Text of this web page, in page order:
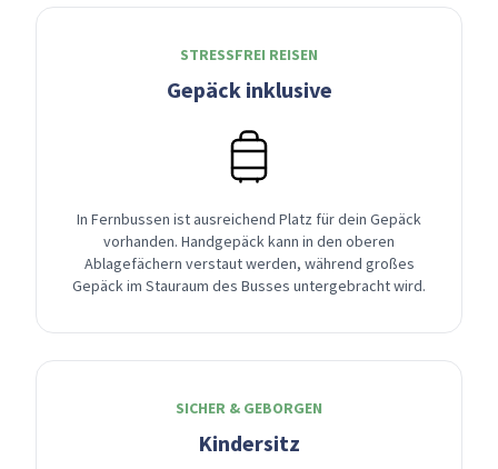
STRESSFREI REISEN
Gepäck inklusive
In Fernbussen ist ausreichend Platz für dein Gepäck
vorhanden. Handgepäck kann in den oberen
Ablagefächern verstaut werden, während großes
Gepäck im Stauraum des Busses untergebracht wird.
SICHER & GEBORGEN
Kindersitz